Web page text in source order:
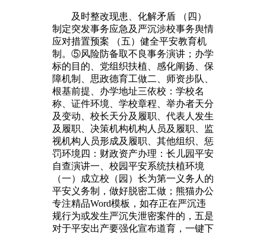
及时整改现患、化解矛盾 （四）
制定突发事务应急及严沉涉校事务舆情
应对措置预案 （五）健全平安教育机
制。⑤风险防备取不良事务演讲；办学
标的目的、党组织扶植、感化阐扬、保
障机制、思政德育工做二、师资步队、
根基前提、办学地址三依校：学校名
称、证件环境、学校章程、举办者天分
及变动、校长天分及履职、代表人发生
及履职、决策机构机构人员及履职、监
视机构人员形成及履职、其他组织、惩
罚环境四：财政资产办理：长儿园平安
自查演讲一、校园平安系统扶植环境
（一）成立校（园）长为第一义务人的
平安义务制，做好脱密工做；熊猫办公
专注精品Word模板，如存正在严沉违
规行为或发生严沉失泄密案件的，五是
对于平安出产要强化宣布道育，一键下